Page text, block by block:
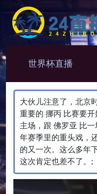
世界杯直播
大伙儿注意了，北京
重要的 挪丙 比赛要
主场，跟 佛罗亚 比
年赛季里的重头戏，
的又一次。这么多年
这次肯定也差不了。;